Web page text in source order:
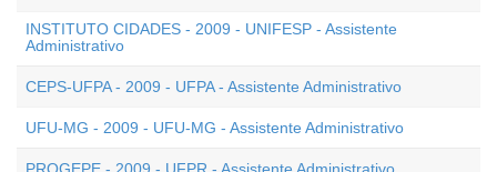
INSTITUTO CIDADES - 2009 - UNIFESP - Assistente
Administrativo
CEPS-UFPA - 2009 - UFPA - Assistente Administrativo
UFU-MG - 2009 - UFU-MG - Assistente Administrativo